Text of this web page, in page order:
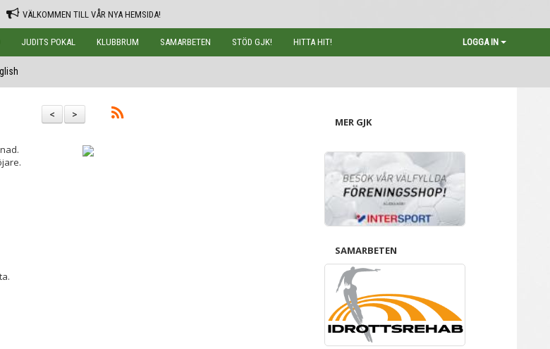
VÄLKOMMEN TILL VÅR NYA HEMSIDA!
JUDITS POKAL KLUBBRUM SAMARBETEN STÖD GJK! HITTA HIT! LOGGA IN
>
<
MER GJK
SAMARBETEN